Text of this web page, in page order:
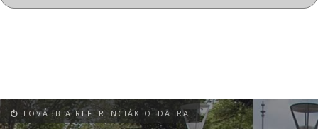
TOVÁBB A REFERENCIÁK OLDALRA